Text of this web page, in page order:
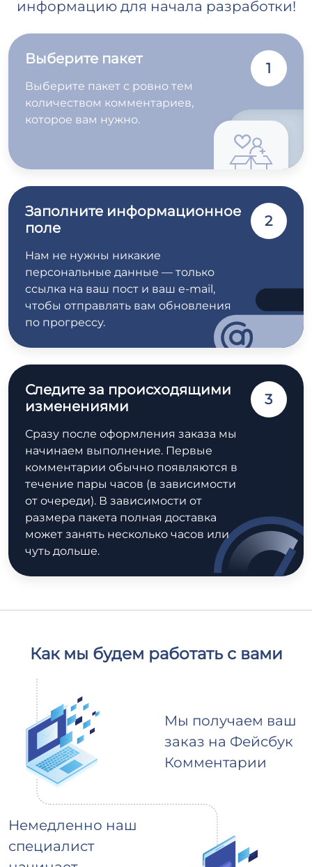
информацию для начала разработки!
Выберите пакет
Выберите пакет с ровно тем
количеством комментариев,
которое вам нужно.
1
Заполните информационное
поле
Нам не нужны никакие
персональные данные — только
ссылка на ваш пост и ваш e-mail,
чтобы отправлять вам обновления
по прогрессу.
2
Следите за происходящими
изменениями
Сразу после оформления заказа мы
начинаем выполнение. Первые
комментарии обычно появляются в
течение пары часов (в зависимости
от очереди). В зависимости от
размера пакета полная доставка
может занять несколько часов или
чуть дольше.
3
Как мы будем работать с вами
Мы получаем ваш
заказ на Фейсбук
Комментарии
Немедленно наш
специалист